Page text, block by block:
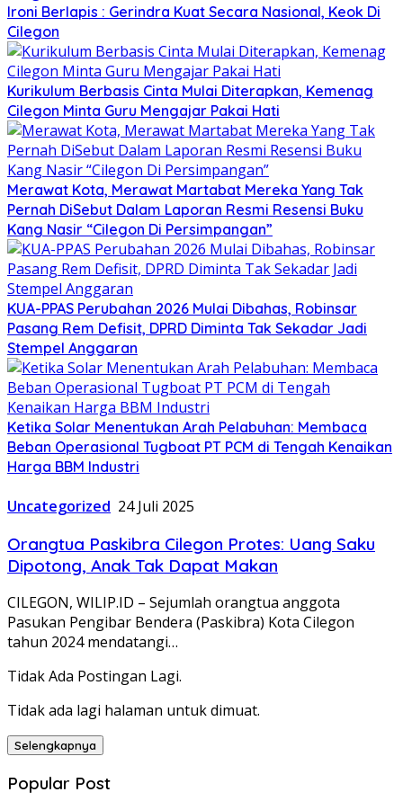
Ironi Berlapis : Gerindra Kuat Secara Nasional, Keok Di
Cilegon
Kurikulum Berbasis Cinta Mulai Diterapkan, Kemenag
Cilegon Minta Guru Mengajar Pakai Hati
Merawat Kota, Merawat Martabat Mereka Yang Tak
Pernah DiSebut Dalam Laporan Resmi Resensi Buku
Kang Nasir “Cilegon Di Persimpangan”
KUA-PPAS Perubahan 2026 Mulai Dibahas, Robinsar
Pasang Rem Defisit, DPRD Diminta Tak Sekadar Jadi
Stempel Anggaran
Ketika Solar Menentukan Arah Pelabuhan: Membaca
Beban Operasional Tugboat PT PCM di Tengah Kenaikan
Harga BBM Industri
Uncategorized 24 Juli 2025
Orangtua Paskibra Cilegon Protes: Uang Saku
Dipotong, Anak Tak Dapat Makan
CILEGON, WILIP.ID – Sejumlah orangtua anggota
Pasukan Pengibar Bendera (Paskibra) Kota Cilegon
tahun 2024 mendatangi…
Tidak Ada Postingan Lagi.
Tidak ada lagi halaman untuk dimuat.
Selengkapnya
Popular Post